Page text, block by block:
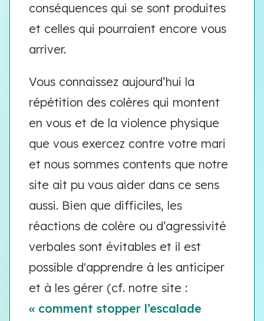
conséquences qui se sont produites
et celles qui pourraient encore vous
arriver.
Vous connaissez aujourd’hui la
répétition des colères qui montent
en vous et de la violence physique
que vous exercez contre votre mari
et nous sommes contents que notre
site ait pu vous aider dans ce sens
aussi. Bien que difficiles, les
réactions de colère ou d’agressivité
verbales sont évitables et il est
possible d'apprendre à les anticiper
et à les gérer (cf. notre site :
« comment stopper l’escalade